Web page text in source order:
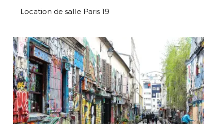
Location de salle Paris 19